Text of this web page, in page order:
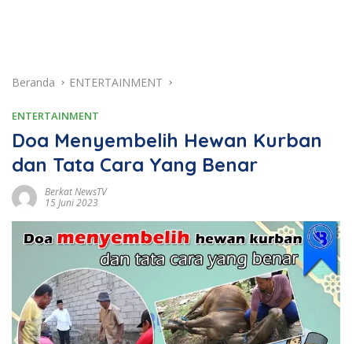
Beranda ENTERTAINMENT
ENTERTAINMENT
Doa Menyembelih Hewan Kurban
dan Tata Cara Yang Benar
Berkat NewsTV
15 Juni 2023